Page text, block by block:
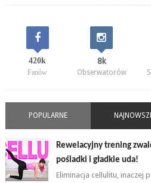
420k
Fanów
8k
Obserwatorów
POPULARNE
Rewelacyjny trening
pośladki i gładkie uda!
Eliminacja cellulitu, inaczej